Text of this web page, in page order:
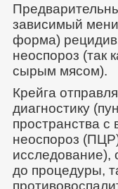
зависимый
форма)
неоспороз (так
сырым мясом).
Крейга
диагностику
пространства с
неоспороз
до процедуры,